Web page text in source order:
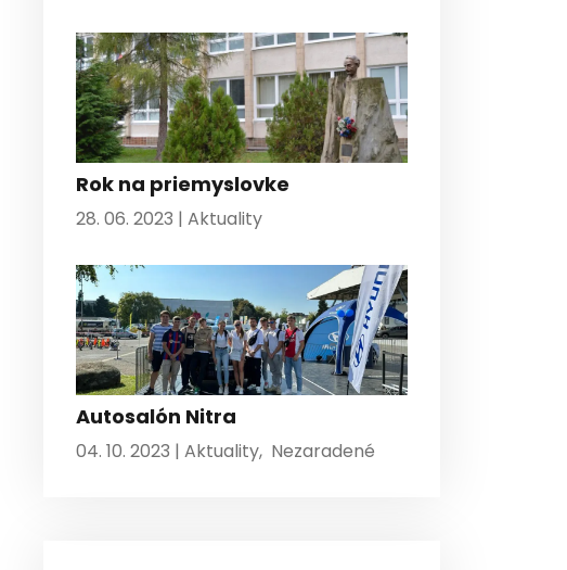
Rok na priemyslovke
28. 06. 2023 | Aktuality
Autosalón Nitra
04. 10. 2023 | Aktuality, Nezaradené